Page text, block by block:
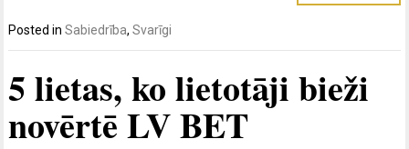
Posted inSabiedrība,Svarīgi
5 lietas, ko lietotāji bieži
novērtē LV BET